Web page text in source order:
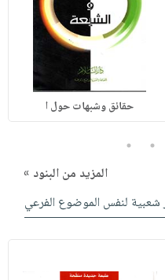
حقائق وشبهات حول ا
4
5
المزيد من البنود »
شعبية لنفس الموضوع الفرعي